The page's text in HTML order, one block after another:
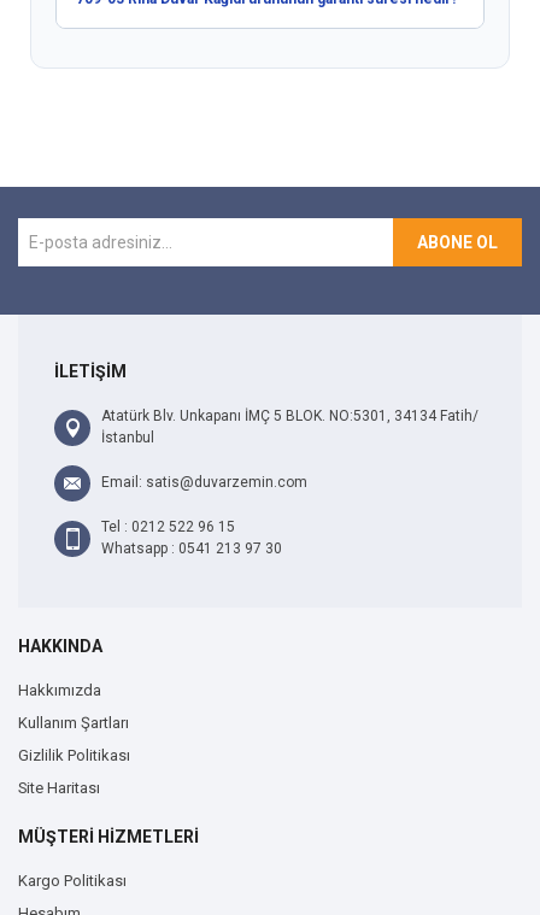
ABONE OL
İLETİŞİM
Atatürk Blv. Unkapanı İMÇ 5 BLOK. NO:5301, 34134 Fatih/
İstanbul
Email: satis@duvarzemin.com
Tel : 0212 522 96 15
Whatsapp : 0541 213 97 30
HAKKINDA
Hakkımızda
Kullanım Şartları
Gizlilik Politikası
Site Haritası
MÜŞTERİ HİZMETLERİ
Kargo Politikası